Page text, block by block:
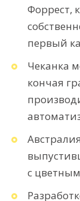
Форрест,
первый
Чеканка
кончая
с